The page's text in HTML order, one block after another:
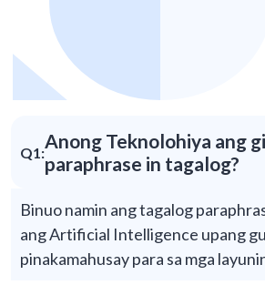
Q1:Anong Teknolohiya ang
paraphrase in tagalog?
Binuo namin ang tagalog
ang Artificial Intelligence upang
pinakamahusay para sa mga